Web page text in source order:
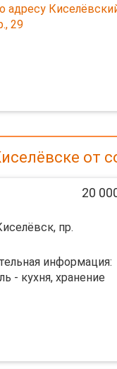
адресу
29
от
20
пр.
информация:
- кухня, хранение